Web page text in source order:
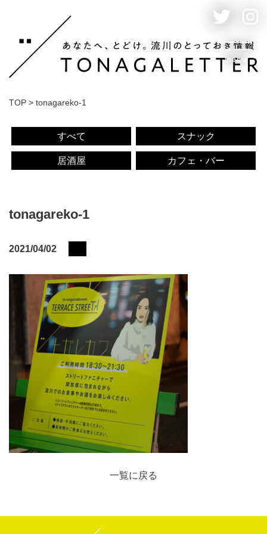
menu
TOP > tonagareko-1
すべて スナック
居酒屋 カフェ・バー
tonagareko-1
2021/04/02
一覧に戻る